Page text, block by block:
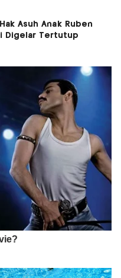
Asuh Anak Ruben
Digelar Tertutup